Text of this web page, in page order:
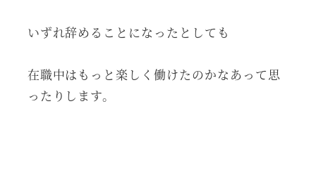
いずれ辞めることになったとしても
在職中はもっと楽しく働けたのかなあって思
ったりします。